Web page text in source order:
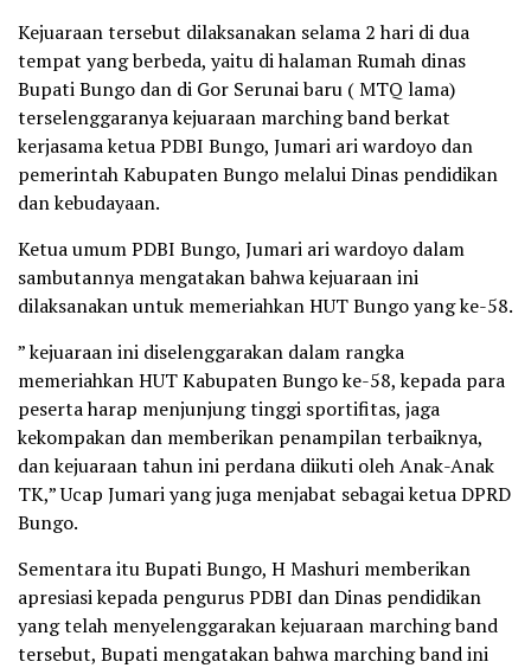
Kejuaraan tersebut dilaksanakan selama 2 hari di dua
tempat yang berbeda, yaitu di halaman Rumah dinas
Bupati Bungo dan di Gor Serunai baru ( MTQ lama)
terselenggaranya kejuaraan marching band berkat
kerjasama ketua PDBI Bungo, Jumari ari wardoyo dan
pemerintah Kabupaten Bungo melalui Dinas pendidikan
dan kebudayaan.
Ketua umum PDBI Bungo, Jumari ari wardoyo dalam
sambutannya mengatakan bahwa kejuaraan ini
dilaksanakan untuk memeriahkan HUT Bungo yang ke-58.
” kejuaraan ini diselenggarakan dalam rangka
memeriahkan HUT Kabupaten Bungo ke-58, kepada para
peserta harap menjunjung tinggi sportifitas, jaga
kekompakan dan memberikan penampilan terbaiknya,
dan kejuaraan tahun ini perdana diikuti oleh Anak-Anak
TK,” Ucap Jumari yang juga menjabat sebagai ketua DPRD
Bungo.
Sementara itu Bupati Bungo, H Mashuri memberikan
apresiasi kepada pengurus PDBI dan Dinas pendidikan
yang telah menyelenggarakan kejuaraan marching band
tersebut, Bupati mengatakan bahwa marching band ini